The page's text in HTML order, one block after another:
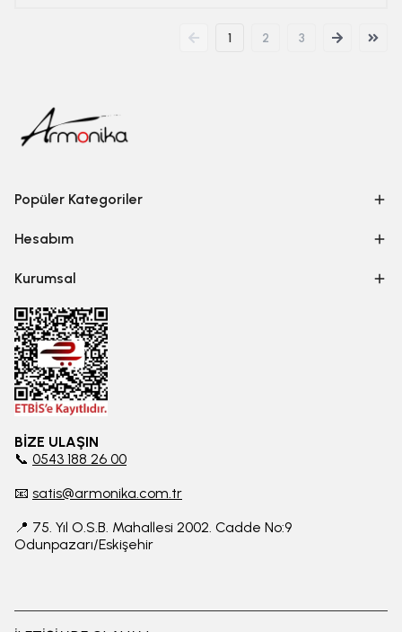
1 2 3
Popüler Kategoriler
Hesabım
Kurumsal
BİZE ULAŞIN
📞 0543 188 26 00
📧 satis@armonika.com.tr
📍 75. Yıl O.S.B. Mahallesi 2002. Cadde No:9
Odunpazarı/Eskişehir